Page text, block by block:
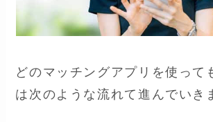
どのマッチングアプリを使って
は次のような流れて進んでいき